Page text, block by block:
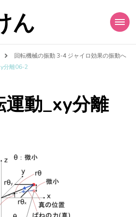
ん
回転機械の振動 3-4 ジャイロ効果の振動へ
分離06-2
運動_xy分離